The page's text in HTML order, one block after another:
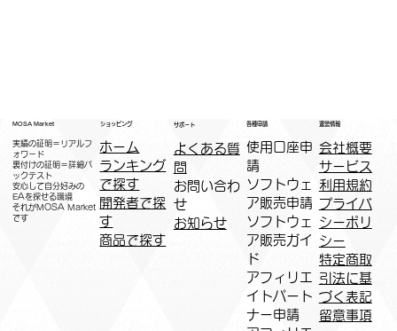
MOSA Market
実績の証明＝リアルフ
ォワード
裏付けの証明＝詳細バ
ックテスト
安心して自分好みの
EAを探せる環境
​それがMOSA Market
です
ショッピング
ホーム
ランキング
で探す
開発者で探
す
商品で探す
サポート
よくある質
問
お問い合わ
せ
お知らせ
各種申請
​使用口座申
請
ソフトウェ
ア販売申請
ソフトウェ
ア販売ガイ
ド
アフィリエ
イトパート
ナー申請​
運営情報
会社概要
サービス
利用規約
プライバ
シーポリ
シー
特定商取
引法に基
づく表記
​留意事項